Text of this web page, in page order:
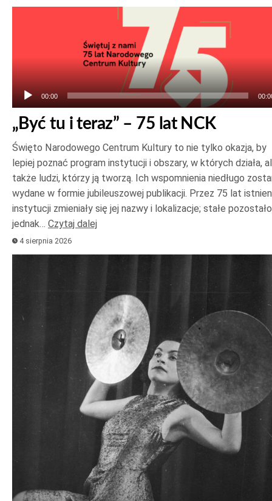
00:00
„Być tu i teraz” – 75 lat NCK
Święto Narodowego Centrum Kultury to nie tylko okazja, by
lepiej poznać program instytucji i obszary, w których działa,
także ludzi, którzy ją tworzą. Ich wspomnienia niedługo
wydane w formie jubileuszowej publikacji. Przez 75 lat
instytucji zmieniały się jej nazwy i lokalizacje; stałe pozostało
jednak… Czytaj dalej
4 sierpnia 2026